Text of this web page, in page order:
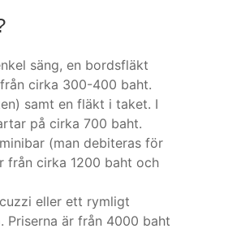
säng, en bordsfläkt
cirka 300-400 baht.
samt en fläkt i taket. I
på cirka 700 baht.
(man debiteras för
från cirka 1200 baht och
eller ett rymligt
är från 4000 baht